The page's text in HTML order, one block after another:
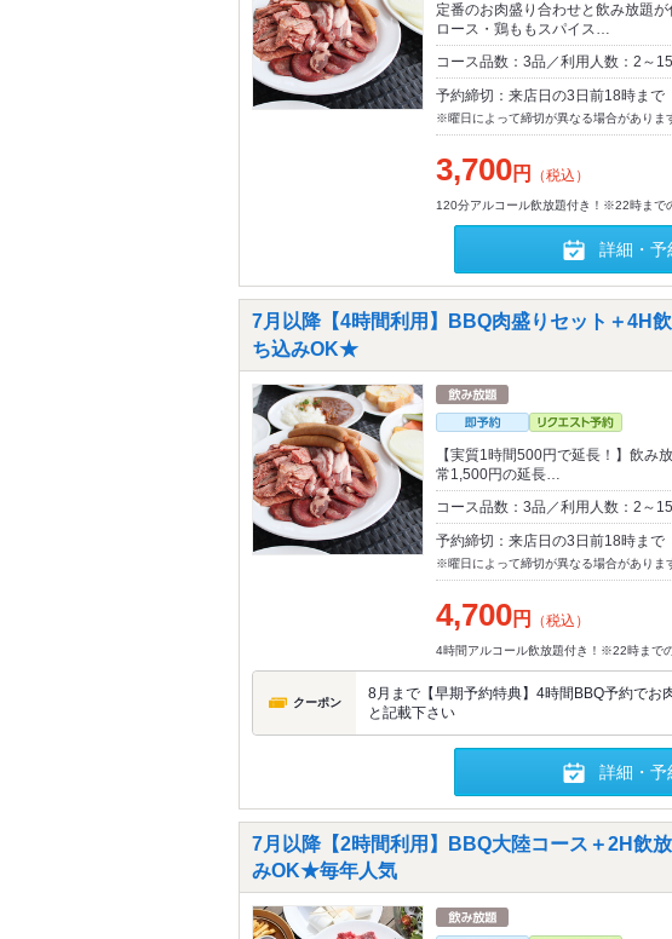
定番のお肉盛り合わせと飲み放題
ロース・鶏ももスパイス…
コース品数：3品／利用人数：2～
予約締切：来店日の3日前18時まで
※曜日によって締切が異なる場合がありま
3,700円 （税込）
120分アルコール飲放題付き！※22時まで
詳細・予
7月以降【4時間利用】BBQ肉盛りセット＋4H
ち込みOK★
【実質1時間500円で延長！】飲み
常1,500円の延長…
コース品数：3品／利用人数：2～
予約締切：来店日の3日前18時まで
※曜日によって締切が異なる場合がありま
4,700円 （税込）
4時間アルコール飲放題付き！※22時まで
クーポン
8月まで【早期予約特典】4時間BBQ予約でお
と記載下さい
詳細・予
7月以降【2時間利用】BBQ大陸コース＋2H飲
みOK★毎年人気